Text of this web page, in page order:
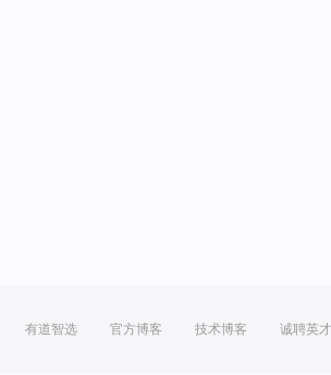
有道智选 官方博客 技术博客 诚聘英才